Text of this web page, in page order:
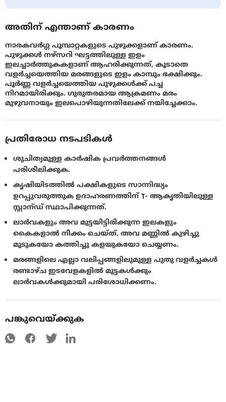
അതിന് എന്താണ് കാരണം
നാരകവര്‍ഗ്ഗ പൂമ്പാറ്റകളുടെ പുഴുക്കളാണ് കാരണം.
പുഴുക്കള്‍ നഴ്സറി ഘട്ടത്തിലുള്ള ഇളം
ഇലച്ചാര്‍ത്തുകകളാണ് ആഹരിക്കുന്നത്, കൂടാതെ
വളര്‍ച്ചയെത്തിയ മരങ്ങളുടെ ഇളം കാമ്പും ഭക്ഷിക്കും.
പൂര്‍ണ്ണ വളര്‍ച്ചയെത്തിയ പുഴുക്കള്‍ക്ക് പച്ച
നിറമായിരിക്കും. ഗുരുതരമായ ആക്രമണം മരം
മുഴുവനായും ഇലപൊഴിയുന്നതിലേക്ക് നയിച്ചേക്കാം.
പ്രതിരോധ നടപടികൾ
ശുചിത്വമുള്ള കാർഷിക പ്രവർത്തനങ്ങൾ
പരിശീലിക്കുക.
കൃഷിയിടത്തില്‍ പക്ഷികളുടെ സാന്നിദ്ധ്യം
ഉറപ്പുവരുത്തുക ഉദാഹരണത്തിന് T- ആകൃതിയിലുള്ള
സ്റ്റാന്ഡ് സ്ഥാപിക്കുന്നത്.
ലാര്‍വകളും അവ മുട്ടയിട്ടിരിക്കുന്ന ഇലകളും
കൈകളാല്‍ നീക്കം ചെയ്ത്, അവ മണ്ണില്‍ കുഴിച്ചു
മൂടുകയോ കത്തിച്ചു കളയുകയോ ചെയ്യണം.
മരങ്ങളിലെ എല്ലാ വലിപ്പങ്ങളിലുമുള്ള പുതു വളര്‍ച്ചകള്‍
രണ്ടാഴ്ച ഇടവേളകളില്‍ മുട്ടകള്‍ക്കും
ലാര്‍വകള്‍ക്കുമായി പരിശോധിക്കണം.
പങ്കുവെയ്ക്കുക